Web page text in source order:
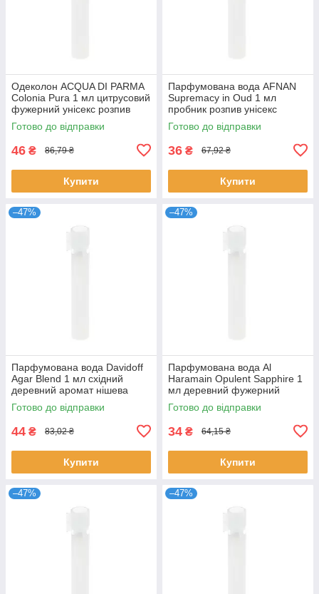
Одеколон ACQUA DI PARMA
Colonia Pura 1 мл цитрусовий
фужерний унісекс розпив
парфуми Акква ді Парма
Готово до відправки
46 ₴ 86,79 ₴
Купити
Парфумована вода AFNAN
Supremacy in Oud 1 мл
пробник розпив унісекс
нішевий східний аромат
Афнан
Готово до відправки
36 ₴ 67,92 ₴
Купити
–47%
Парфумована вода Davidoff
Agar Blend 1 мл східний
деревний аромат нішева
унісекс пробник розпив
Давідофф
Готово до відправки
44 ₴ 83,02 ₴
Купити
–47%
Парфумована вода Al
Haramain Opulent Sapphire 1
мл деревний фужерний
унісекс розпив нішеві Аль
Харамейн
Готово до відправки
34 ₴ 64,15 ₴
Купити
–47% –47%